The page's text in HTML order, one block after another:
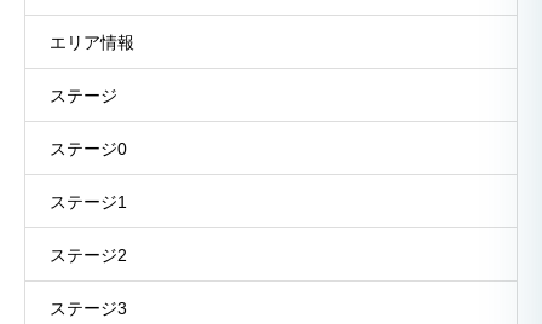
エリア情報
ステージ
ステージ0
ステージ1
ステージ2
ステージ3